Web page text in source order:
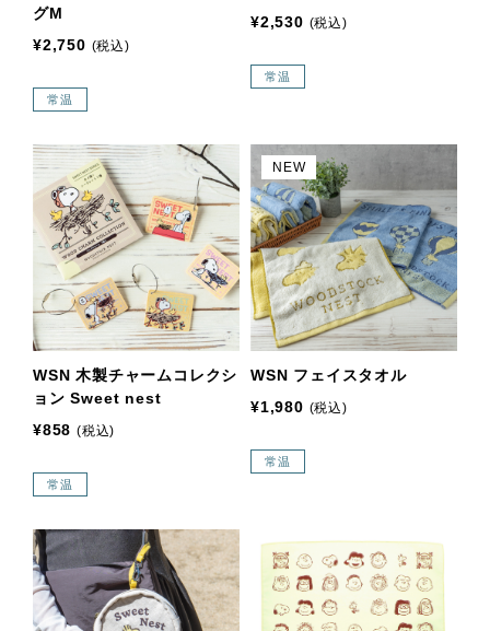
グM
¥2,750 (税込)
常温
¥2,530 (税込)
常温
WSN 木製チャームコレクシ
ョン Sweet nest
¥858 (税込)
常温
NEW
WSN フェイスタオル
¥1,980 (税込)
常温